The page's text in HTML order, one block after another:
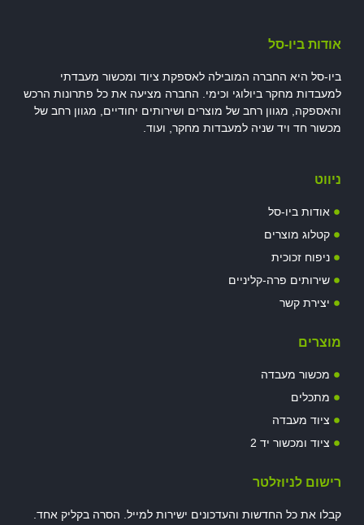
אודות ביו-סל
ביו-סל היא החברה המובילה לאספקת ציוד ומכשור מעבדתי
למעבדות מחקר ביולוגי וכימי. החברה מציעה את כל פתרונות הרכש
והאספקה, מגוון רחב של מוצרים ושירותים יחודיים, מגוון רחב של
מכשור חד ויד שניה למעבדות מחקר, ועוד.
ניווט
אודות ביו-סל
קטלוג מוצרים
ניפוח זכוכית
שירותים פרה-קליניים
יצירת קשר
מוצרים
מכשור מעבדה
מתכלים
ציוד מעבדה
ציוד ומכשור יד 2
רישום לניוזלטר
קבלו את כל החדשות והעדכונים ישירות למייל. הסרה בקליק אחד.